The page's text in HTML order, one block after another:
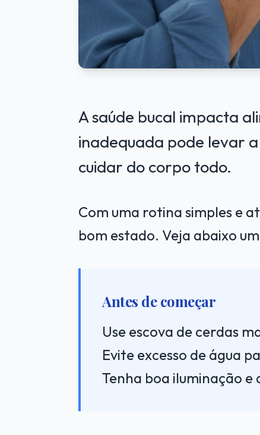
A saúde bucal impacta
inadequada pode levar
cuidar do corpo todo.
Com uma rotina simples e
bom estado. Veja abaixo
Antes de começar
Use escova de cerdas
Evite excesso de água
Tenha boa iluminação